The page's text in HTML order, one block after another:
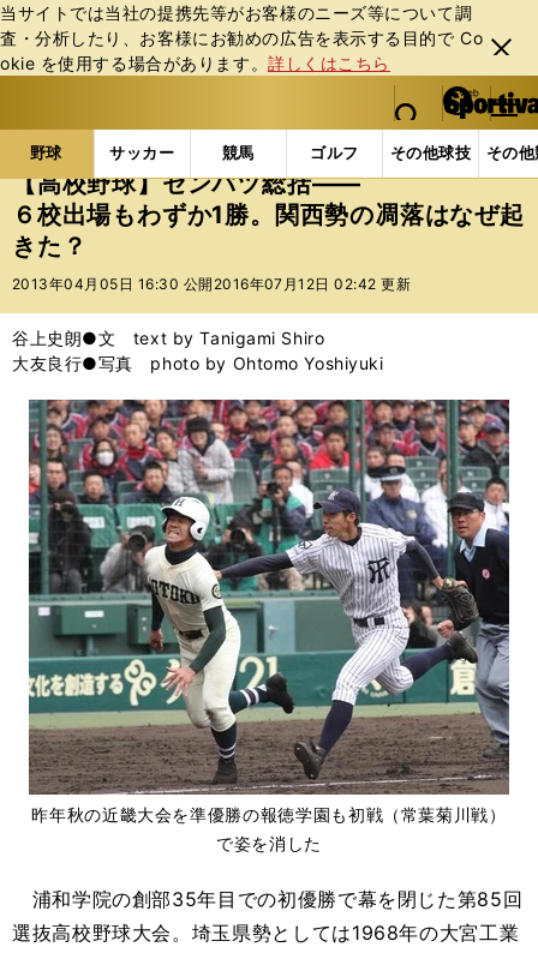
当サイトでは当社の提携先等がお客様のニーズ等について調
査・分析したり、お客様にお勧めの広告を表⽰する⽬的で Co
okie を使⽤する場合があります。詳しくはこちら
閉じ
る
web Sportiva (webスポルティーバ)
検索
マイペ
ー
ジ
メニュ
野球 サッカー 競馬 ゴルフ その他球技 その
b
ス
ポ
ル
テ
ー
バ
野球の記事一覧 高校野球他 【高校野球】センバツ
【高校野球】センバツ総括――
６校出場もわずか1勝。関西勢の凋落はなぜ起
きた？
2013年04月05日 16:30 公開 2016年07月12日 02:42 更新
谷上史朗●文 text by Tanigami Shiro
大友良行●写真 photo by Ohtomo Yoshiyuki
昨年秋の近畿大会を準優勝の報徳学園も初戦（常葉菊川戦）
で姿を消した
浦和学院の創部35年目での初優勝で幕を閉じた第85回
選抜高校野球大会。埼玉県勢としては1968年の大宮工業